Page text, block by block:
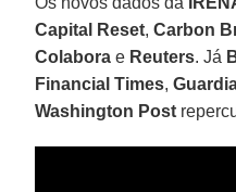
Capital Reset,Carbon
Colabora e Reuters. Já
Financial Times,
Washington Post